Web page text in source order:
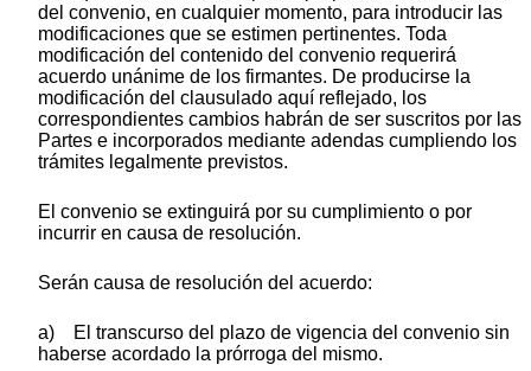
del convenio, en cualquier momento, para introducir las
modificaciones que se estimen pertinentes. Toda
modificación del contenido del convenio requerirá
acuerdo unánime de los firmantes. De producirse la
modificación del clausulado aquí reflejado, los
correspondientes cambios habrán de ser suscritos por las
Partes e incorporados mediante adendas cumpliendo los
trámites legalmente previstos.
El convenio se extinguirá por su cumplimiento o por
incurrir en causa de resolución.
Serán causa de resolución del acuerdo:
a) El transcurso del plazo de vigencia del convenio sin
haberse acordado la prórroga del mismo.